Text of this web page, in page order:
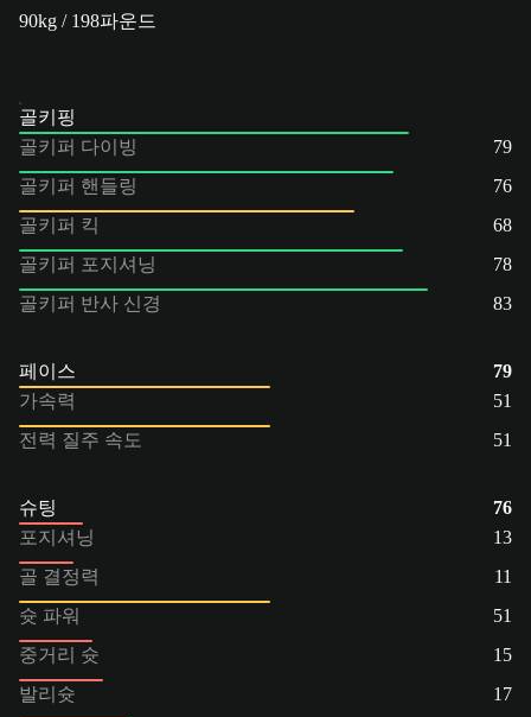
90kg / 198파운드
골키핑
골키퍼 다이빙
79
골키퍼 핸들링
76
골키퍼 킥
68
골키퍼 포지셔닝
78
골키퍼 반사 신경
83
페이스
79
가속력
51
전력 질주 속도
51
슈팅
76
포지셔닝
13
골 결정력
11
슛 파워
51
중거리 슛
15
발리슛
17